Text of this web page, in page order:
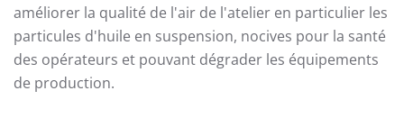
améliorer la qualité de l'air de l'atelier en particulier les
particules d'huile en suspension, nocives pour la santé
des opérateurs et pouvant dégrader les équipements
de production.